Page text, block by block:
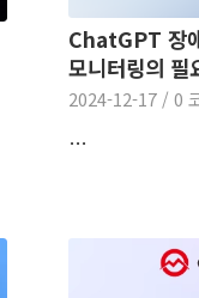
ChatGPT 장
모니터링의 필
2024-12-17 / 0
…